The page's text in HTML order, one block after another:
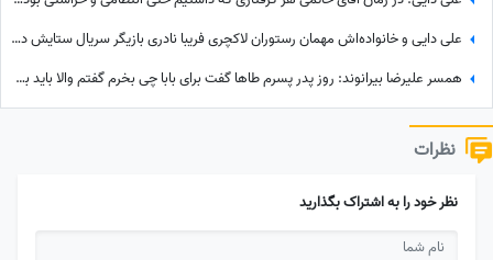
علی دایی و خانواده‌اش مهمان رستوران لاکچری فریبا نادری بازیگر سریال ستایش در تهران/ عروس حشمت فردوس: قدم روی چشم ما گذاشتید
همسر علیرضا بیرانوند: روز پدر پسرم طاها گفت برای بابا چی بخرم گفتم والا باید برای من بخری هم پدرم هم مادر/ به افتخار شیرزن های ایرانی👌+فیلم
نظرات
نظر خود را به اشتراک بگذارید